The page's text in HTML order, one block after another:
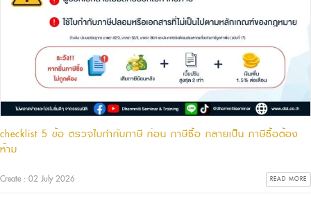
checklist 5 ข้อ ตรวจใบกำกับภาษี ก่อน ภาษีซื้อ กลายเป็น ภาษีซื้อต้อง
ห้าม
Create : 02 July 2026 READ MORE